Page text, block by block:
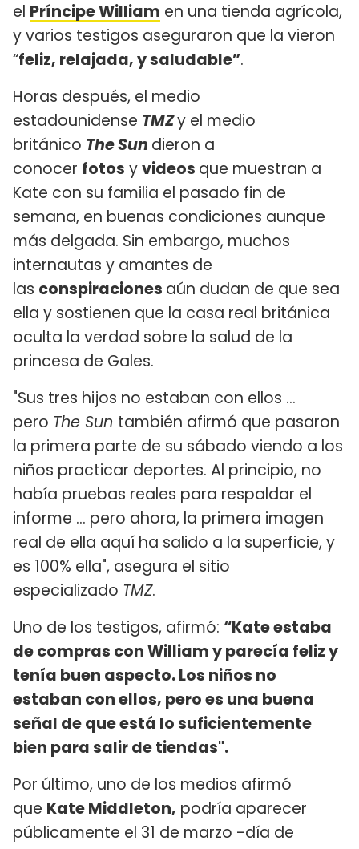
el Príncipe William en una tienda agrícola,
y varios testigos aseguraron que la vieron
“feliz, relajada, y saludable”.
Horas después, el medio
estadounidense TMZy el medio
británico The Sun dieron a
conocer fotos yvideos que muestran a
Kate con su familia el pasado fin de
semana, en buenas condiciones aunque
más delgada. Sin embargo, muchos
internautas y amantes de
las conspiraciones aún dudan de que sea
ella y sostienen que la casa real británica
oculta la verdad sobre la salud de la
princesa de Gales.
"Sus tres hijos no estaban con ellos ...
pero The Sun también afirmó que pasaron
la primera parte de su sábado viendo a los
niños practicar deportes. Al principio, no
había pruebas reales para respaldar el
informe ... pero ahora, la primera imagen
real de ella aquí ha salido a la superficie, y
es 100% ella", asegura el sitio
especializado TMZ.
Uno de los testigos, afirmó: “Kate estaba
de compras con William y parecía feliz y
tenía buen aspecto. Los niños no
estaban con ellos, pero es una buena
señal de que está lo suficientemente
bien para salir de tiendas".
Por último, uno de los medios afirmó
que Kate Middleton, podría aparecer
públicamente el 31 de marzo -día de